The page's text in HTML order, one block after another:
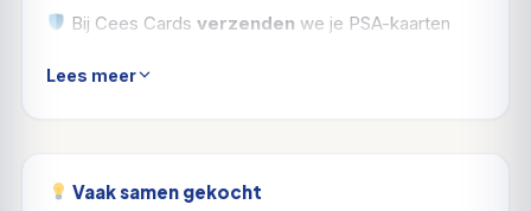
Bij Cees Cardsverzenden we je PSA-kaarten
komt jouw Giratina
Lees meer
Vaak samen gekocht